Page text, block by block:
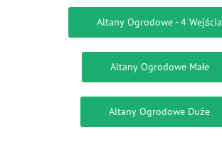
Altany Ogrodowe - 4 Wejścia
Altany Ogrodowe Małe
Altany Ogrodowe Duże